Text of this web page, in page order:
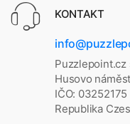
KONTAKT
Puzzlepoint.cz
Husovo
IČO: 03252175
Republika